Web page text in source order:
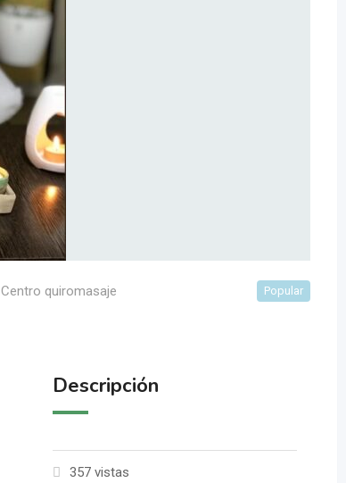
Centro quiromasaje Popular
Descripción
357 vistas